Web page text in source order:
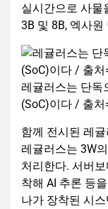
실시간으로 사물
3B 및 8B, 엑사
레귤러스는 단독
(SoC)이다 / 출
함께 전시된 레
레귤러스는 3W
처리한다. 서버
착해 AI 추론 등
나가 장착된 시